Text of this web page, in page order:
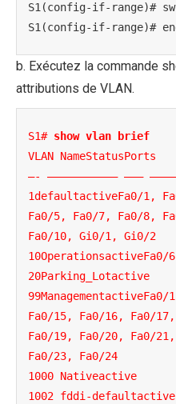
S1(config-if-range)#
S1(config-if-range)#
b. Exécutez la commande
attributions de VLAN.
S1# show vlan brief
VLAN NameStatusPorts
—- ——————————– ———
1defaultactiveFa0/1,
Fa0/5, Fa0/7, Fa0/8,
Fa0/10, Gi0/1, Gi0/2
10OperationsactiveFa0/6
20Parking_Lotactive
Fa0/15, Fa0/16, Fa0/
Fa0/19, Fa0/20, Fa0/
Fa0/23, Fa0/24
1000 Nativeactive
1002 fddi-defaultactive